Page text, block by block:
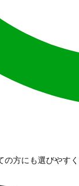
方にも選びやす